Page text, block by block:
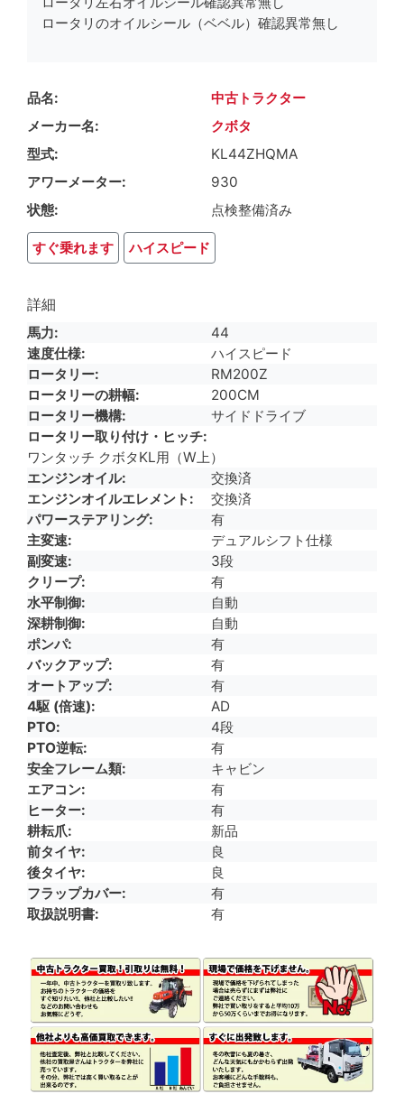
ロータリのオイルシール（ベベル）確認異常無し
品名
中古トラクター
メーカー名
クボタ
型式
KL44ZHQMA
アワーメーター
930
状態
点検整備済み
すぐ乗れます ハイスピード
詳細
馬力
44
速度仕様
ハイスピード
ロータリー
RM200Z
ロータリーの耕幅
200CM
ロータリー機構
サイドドライブ
ロータリー取り付け・ヒッチ
ワンタッチ クボタKL用（W上）
エンジンオイル
交換済
エンジンオイルエレメント
交換済
パワーステアリング
有
主変速
デュアルシフト仕様
副変速
3段
クリープ
有
水平制御
自動
深耕制御
自動
ポンパ
有
バックアップ
有
オートアップ
有
4駆 (倍速)
AD
PTO
4段
PTO逆転
有
安全フレーム類
キャビン
エアコン
有
ヒーター
有
耕耘爪
新品
前タイヤ
良
後タイヤ
良
フラップカバー
有
取扱説明書
有